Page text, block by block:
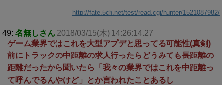
http://fate.5ch.net/test/read.cgi/hunter/1521087982/
49: 名無しさん 2018/03/15(木) 14:26:14.27
ゲーム業界ではこれを大型アプデと思ってる可能性(真剣)
前にトラックの中距離の求人行ったらどうみても長距離の
距離だったから聞いたら「我々の業界ではこれを中距離っ
て呼んでるんやけど」とか言われたことあるし